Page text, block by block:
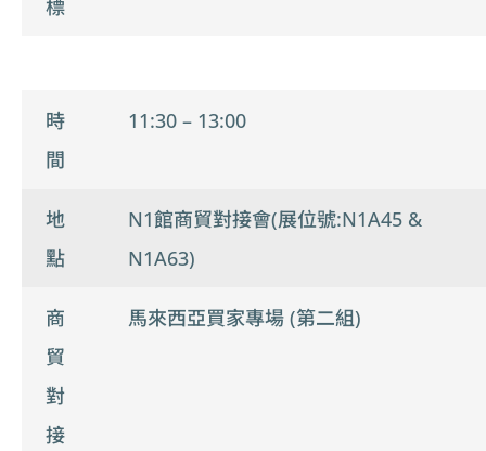
標
時
間
11:30 – 13:00
地
點
N1館商貿對接會(展位號:N1A45 &
N1A63)
商
貿
對
接
馬來西亞買家專場 (第二組)